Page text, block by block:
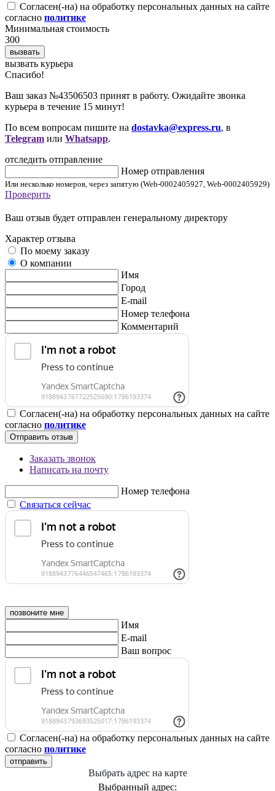
Согласен(-на) на обработку персональных данных на сайте
согласно политике
Минимальная стоимость
300
вызвать
вызвать курьера
Cпасибо!
Ваш заказ №43506503 принят в работу. Ожидайте звонка
курьера в течение 15 минут!
По всем вопросам пишите на dostavka@express.ru, в
Telegram или Whatsapp.
отследить отправление
Номер отправления
Или несколько номеров, через запятую (Web-0002405927, Web-0002405929)
Проверить
Ваш отзыв будет отправлен генеральному директору
Характер отзыва
По моему заказу
О компании
Имя
Город
E-mail
Номер телефона
Комментарий
Согласен(-на) на обработку персональных данных на сайте
согласно политике
Отправить отзыв
Заказать звонок
Написать на почту
Номер телефона
Связаться сейчас
позвоните мне
Имя
E-mail
Ваш вопрос
Согласен(-на) на обработку персональных данных на сайте
согласно политике
отправить
Выбрать адрес на карте
Выбранный адрес: